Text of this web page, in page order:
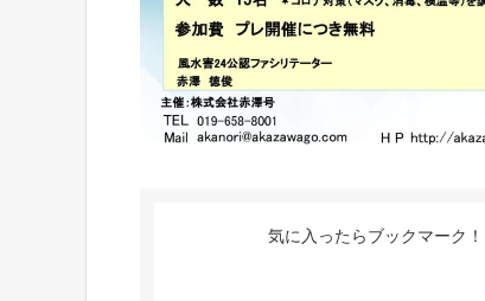
気に入ったらブックマーク！